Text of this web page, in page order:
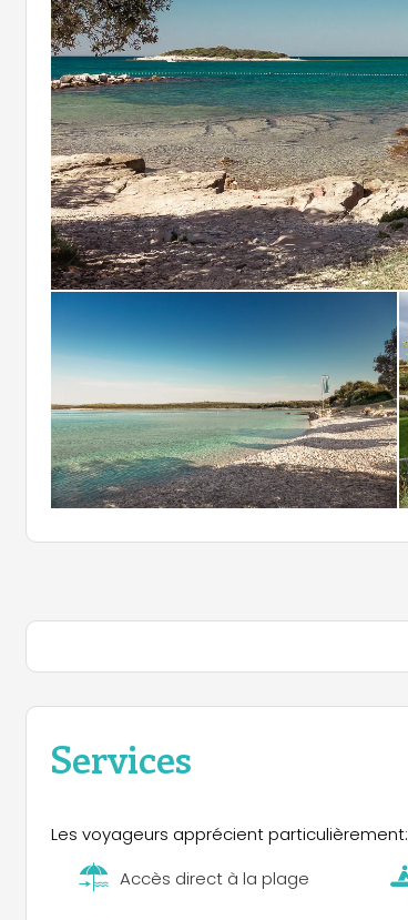
Services
Les voyageurs apprécient particulièrement:
Accès direct à la plage